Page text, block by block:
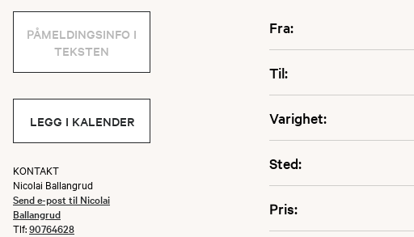
Fra:
Til:
Varighet:
Sted:
Pris:
PÅMELDINGSINFO I
TEKSTEN
LEGG I KALENDER
KONTAKT
Nicolai Ballangrud
Send e-post til Nicolai
Ballangrud
Tlf:90764628